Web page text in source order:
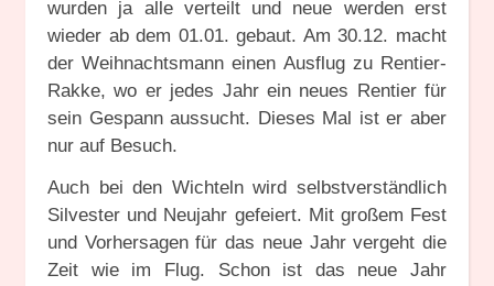
wurden ja alle verteilt und neue werden erst
wieder ab dem 01.01. gebaut. Am 30.12. macht
der Weihnachtsmann einen Ausflug zu Rentier-
Rakke, wo er jedes Jahr ein neues Rentier für
sein Gespann aussucht. Dieses Mal ist er aber
nur auf Besuch.
Auch bei den Wichteln wird selbstverständlich
Silvester und Neujahr gefeiert. Mit großem Fest
und Vorhersagen für das neue Jahr vergeht die
Zeit wie im Flug. Schon ist das neue Jahr